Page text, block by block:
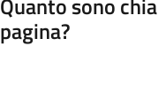
pagina?